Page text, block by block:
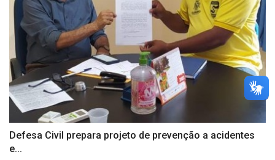
Defesa Civil prepara projeto de prevenção a acidentes
e...